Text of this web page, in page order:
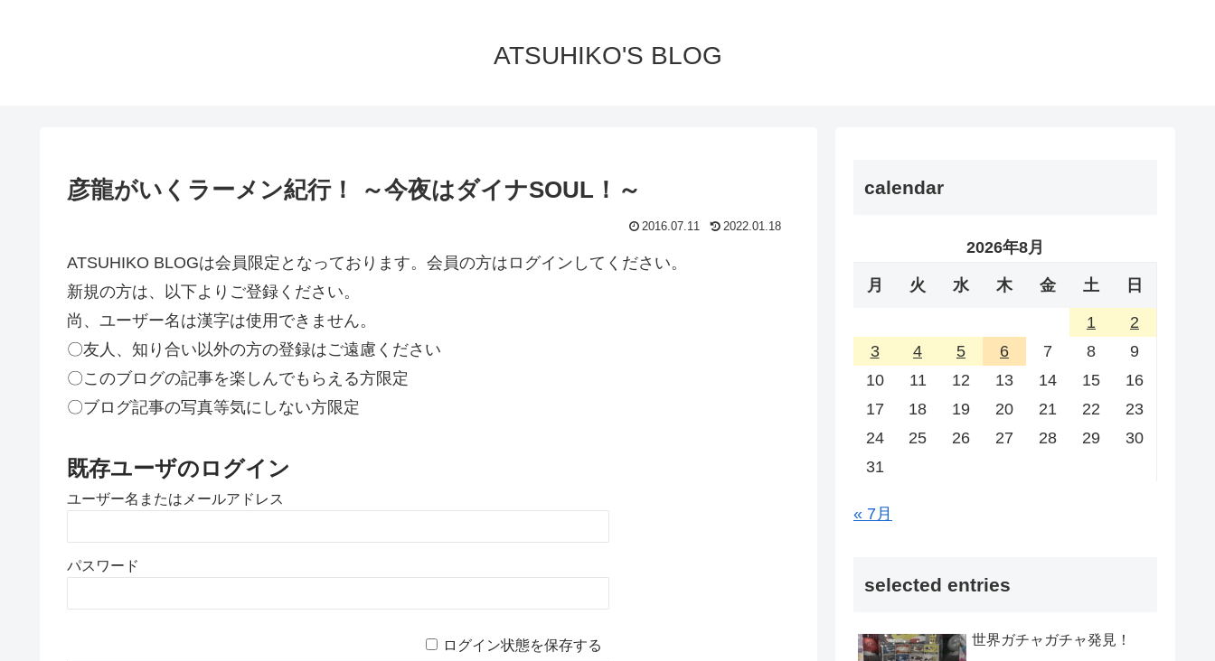
ATSUHIKO'S BLOG
彦龍がいくラーメン紀行！ ～今夜はダイナSOUL！～
2016.07.11 2022.01.18
ATSUHIKO BLOGは会員限定となっております。会員の方はログインしてください。
新規の方は、以下よりご登録ください。
尚、ユーザー名は漢字は使用できません。
〇友人、知り合い以外の方の登録はご遠慮ください
〇このブログの記事を楽しんでもらえる方限定
〇ブログ記事の写真等気にしない方限定
既存ユーザのログイン
ユーザー名またはメールアドレス
パスワード
ログイン状態を保存する
calendar
2026年8月
月 火 水 木 金 土 日
1
2
3
4 5 6 7 8
9
10
11 12 13 14 15
16
17
18 19 20 21 22
23
24
25 26 27 28 29
30
31
« 7月
selected entries
世界ガチャガチャ発見！